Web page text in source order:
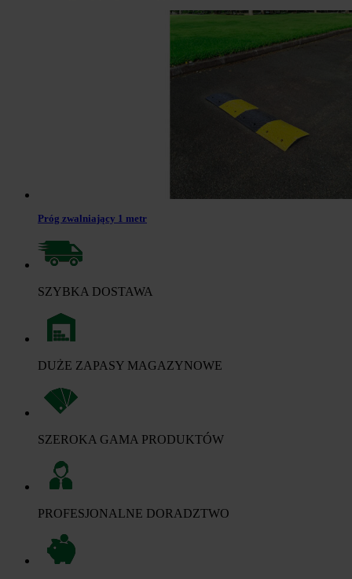
Próg zwalniający 1 metr
SZYBKA DOSTAWA
DUŻE ZAPASY MAGAZYNOWE
SZEROKA GAMA PRODUKTÓW
PROFESJONALNE DORADZTWO